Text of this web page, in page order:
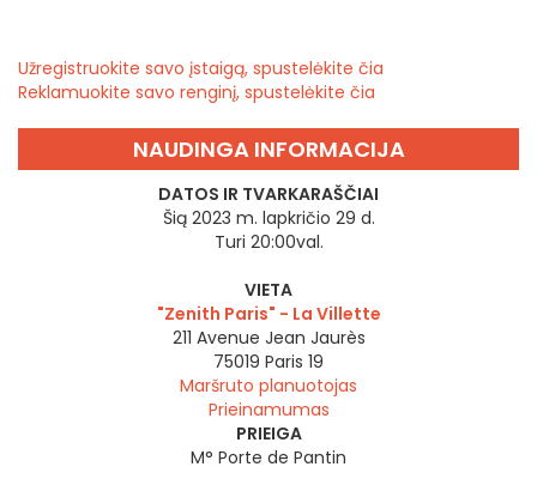
Užregistruokite savo įstaigą, spustelėkite čia
Reklamuokite savo renginį, spustelėkite čia
NAUDINGA INFORMACIJA
DATOS IR TVARKARAŠČIAI
Šią 2023 m. lapkričio 29 d.
Turi 20:00val.
VIETA
"Zenith Paris" - La Villette
211 Avenue Jean Jaurès
75019 Paris 19
Maršruto planuotojas
Prieinamumas
PRIEIGA
M° Porte de Pantin